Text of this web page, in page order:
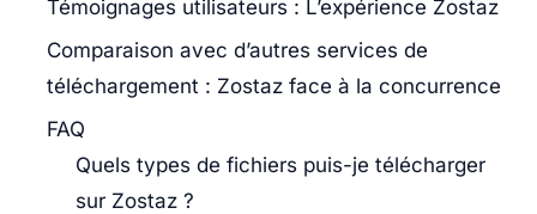
Témoignages utilisateurs : L’expérience Zostaz
Comparaison avec d’autres services de
téléchargement : Zostaz face à la concurrence
FAQ
Quels types de fichiers puis-je télécharger
sur Zostaz ?